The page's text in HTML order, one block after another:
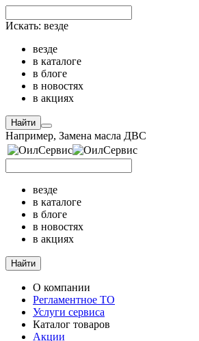
Искать: везде
везде
в каталоге
в блоге
в новостях
в акциях
Найти
Например, Замена масла ДВС
везде
в каталоге
в блоге
в новостях
в акциях
Найти
О компании
Регламентное ТО
Услуги сервиса
Каталог товаров
Акции